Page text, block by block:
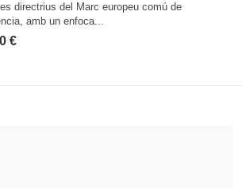
directrius del Marc europeu comú de
amb un enfoca...
€